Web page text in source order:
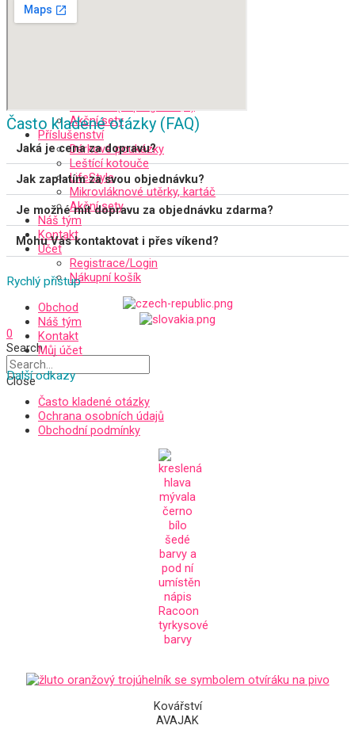
Leštění
Akční sety
Příslušenství
Dárkové poukázky
Leštící kotouče
LifeStyle
Mikrovláknové utěrky, kartáč
Akční sety
Náš tým
Kontakt
Účet
Registrace/Login
Nákupní košík
0
Search
Close
Často kladené otázky (FAQ)
Jaká je cena za dopravu?
Jak zaplatím za svou objednávku?
Je možné mít dopravu za objednávku zdarma?
Mohu Vás kontaktovat i přes víkend?
Rychlý přístup
Obchod
Náš tým
Kontakt
Můj účet
Další odkazy
Často kladené otázky
Ochrana osobních údajů
Obchodní podmínky
Kovářství
AVAJAK